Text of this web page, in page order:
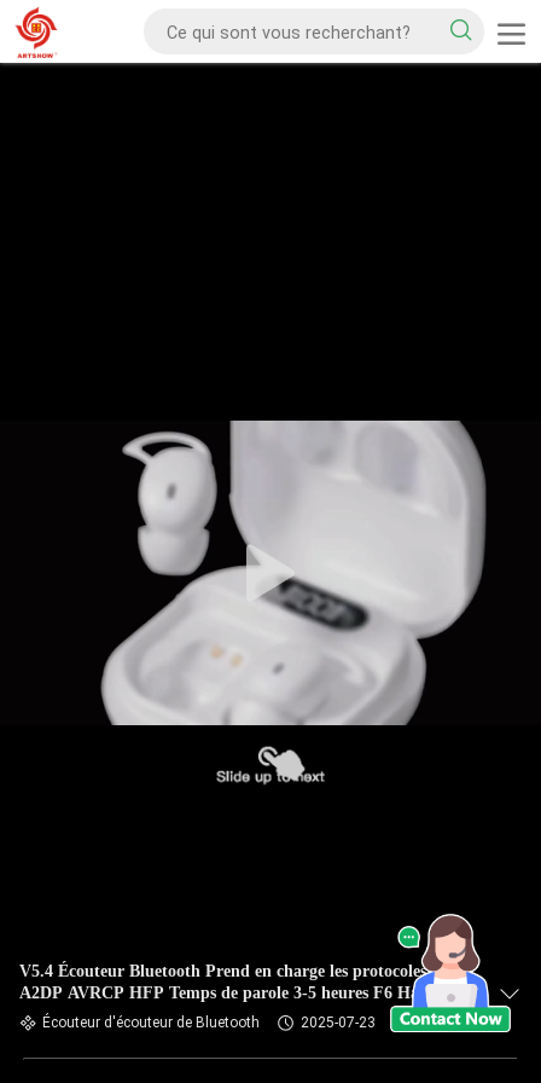
V5.4 Écouteur Bluetooth Prend en charge les protocoles
A2DP AVRCP HFP Temps de parole 3-5 heures F6 Haut-
parleur à anneau de cuivre en noir et blanc
Écouteur d'écouteur de Bluetooth 2025-07-23